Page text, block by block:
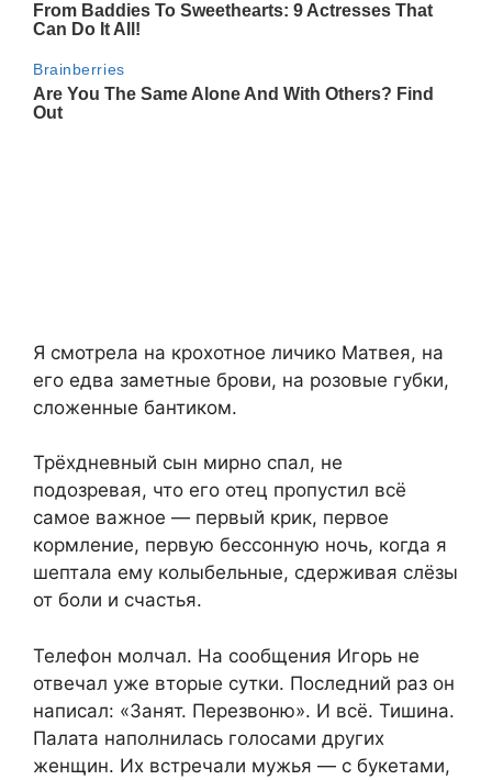
Я смотрела на крохотное личико Матвея, на
его едва заметные брови, на розовые губки,
сложенные бантиком.
Трёхдневный сын мирно спал, не
подозревая, что его отец пропустил всё
самое важное — первый крик, первое
кормление, первую бессонную ночь, когда я
шептала ему колыбельные, сдерживая слёзы
от боли и счастья.
Телефон молчал. На сообщения Игорь не
отвечал уже вторые сутки. Последний раз он
написал: «Занят. Перезвоню». И всё. Тишина.
Палата наполнилась голосами других
женщин. Их встречали мужья — с букетами,